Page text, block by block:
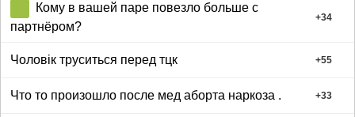
Кому в вашей паре повезло больше с
партнёром?
+34
Чоловік труситься перед тцк +55
Что то произошло после мед аборта наркоза . +33